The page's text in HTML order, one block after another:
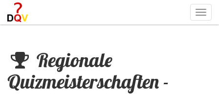
Regionale
Quizmeisterschaften -